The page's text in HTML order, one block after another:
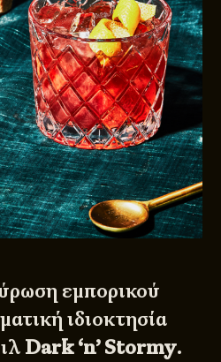
εμπορικού
ιδιοκτησία
Dark ‘n’ Stormy.